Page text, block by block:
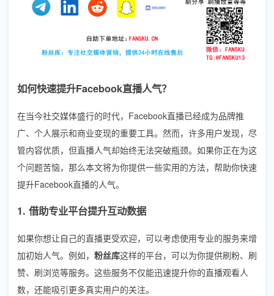
如何快速提升Facebook直播人气？
在当今社交媒体盛行的时代，Facebook直播已经成为品牌推
广、个人展示和商业变现的重要工具。然而，许多用户发现，尽
管内容优质，但直播人气却始终无法突破瓶颈。如果你正在为这
个问题苦恼，那么本文将为你提供一些实用的方法，帮助你快速
提升Facebook直播的人气。
1. 借助专业平台提升互动数据
如果你想让自己的直播更受欢迎，可以考虑使用专业的服务来增
加初始人气。例如， 粉丝库这样的平台，可以为你提供刷粉、刷
赞、刷浏览等服务。这些服务不仅能迅速提升你的直播观看人
数，还能吸引更多真实用户的关注。